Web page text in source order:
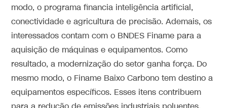
modo, o programa financia inteligência artificial,
conectividade e agricultura de precisão. Ademais, os
interessados contam com o BNDES Finame para a
aquisição de máquinas e equipamentos. Como
resultado, a modernização do setor ganha força. Do
mesmo modo, o Finame Baixo Carbono tem destino a
equipamentos específicos. Esses itens contribuem